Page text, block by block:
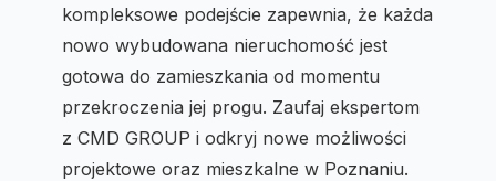
kompleksowe podejście zapewnia, że każda
nowo wybudowana nieruchomość jest
gotowa do zamieszkania od momentu
przekroczenia jej progu. Zaufaj ekspertom
z CMD GROUP i odkryj nowe możliwości
projektowe oraz mieszkalne w Poznaniu.